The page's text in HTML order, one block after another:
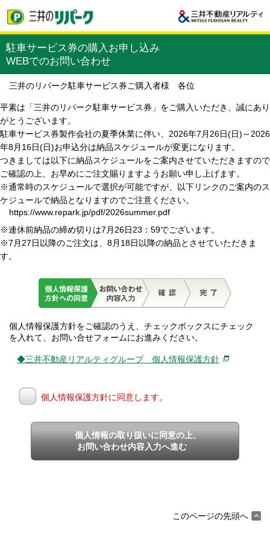
駐車サービス券の購入お申し込み
WEBでのお問い合わせ
三井のリパーク駐車サービス券ご購入者様 各位
平素は「三井のリパーク駐車サービス券」をご購入いただき、誠にあり
がとうございます。
駐車サービス券製作会社の夏季休業に伴い、2026年7月26日(日)～2026
年8月16日(日)お申込分は納品スケジュールが変更になります。
つきましては以下に納品スケジュールをご案内させていただきますので
ご確認の上、お早めにご注文賜りますようお願い申し上げます。
※通常時のスケジュールで選択が可能ですが、以下リンクのご案内のス
ケジュールで納品となりますのでご注意ください。
https://www.repark.jp/pdf/2026summer.pdf
※連休前納品の締め切りは7月26日23：59でございます。
※7月27日以降のご注文は、8月18日以降の納品とさせていただきま
す。
個人情報保護方針をご確認のうえ、チェックボックスにチェック
を入れて、お問い合せフォームにお進みください。
◆三井不動産リアルティグループ 個人情報保護方針
個人情報保護方針に同意します。
個人情報の取り扱いに同意の上、
お問い合わせ内容入力へ進む
このページの先頭へ